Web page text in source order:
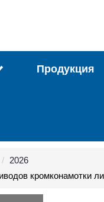
Продукция
2026
кромконамотки